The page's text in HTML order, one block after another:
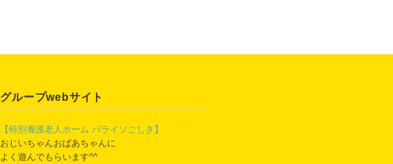
グループwebサイト
【特別養護老人ホーム パライソごしき】
おじいちゃんおばあちゃんに
よく遊んでもらいます^^